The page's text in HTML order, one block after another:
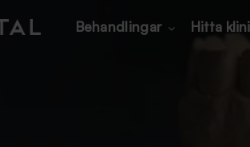
Behandlingar Hitta